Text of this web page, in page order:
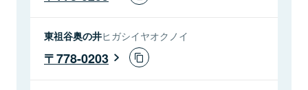
東祖谷奥の井ヒガシイヤオクノイ
778-0203